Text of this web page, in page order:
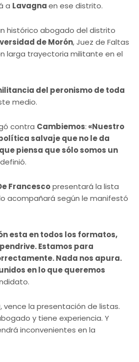
a Lavagnaen ese distrito.
histórico abogado del distrito
de Morón, Juez de Faltas
larga trayectoria militante en el
del peronismo de toda
medio.
contra Cambiemos: «Nuestro
salvaje que no le da
piensa que sólo somos un
Francescopresentará la lista
acompañará según le manifestó
esta en todos los formatos,
Estamos para
Nada nos apura.
en lo que queremos
vence la presentación de listas.
y tiene experiencia. Y
inconvenientes en la